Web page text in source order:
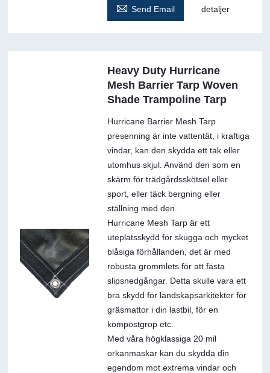
 Send Email detaljer
Heavy Duty Hurricane
Mesh Barrier Tarp Woven
Shade Trampoline Tarp
Hurricane Barrier Mesh Tarp
presenning är inte vattentät, i kraftiga
vindar, kan den skydda ett tak eller
utomhus skjul. Använd den som en
skärm för trädgårdsskötsel eller
sport, eller täck bergning eller
ställning med den.
Hurricane Mesh Tarp är ett
uteplatsskydd för skugga och mycket
blåsiga förhållanden, det är med
robusta grommlets för att fästa
slipsnedgångar. Detta skulle vara ett
bra skydd för landskapsarkitekter för
gräsmattor i din lastbil, för en
kompostgrop etc.
Med våra högklassiga 20 mil
orkanmaskar kan du skydda din
egendom mot extrema vindar och